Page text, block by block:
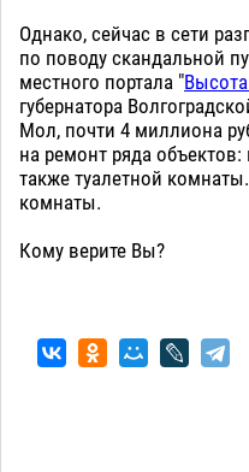
Однако, сейчас в сети
по поводу скандальной
местного портала "
губернатора
Мол, почти 4 миллиона
на ремонт ряда
также туалетной
комнаты.
Кому верите Вы?